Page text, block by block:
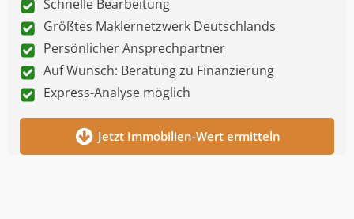
Schnelle Bearbeitung
Größtes Maklernetzwerk Deutschlands
Persönlicher Ansprechpartner
Auf Wunsch: Beratung zu Finanzierung
Express-Analyse möglich
Jetzt Immobilien-Wert ermitteln